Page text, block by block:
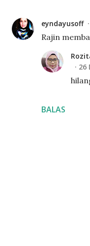
eyndayusoff
Rajin
BALAS
26